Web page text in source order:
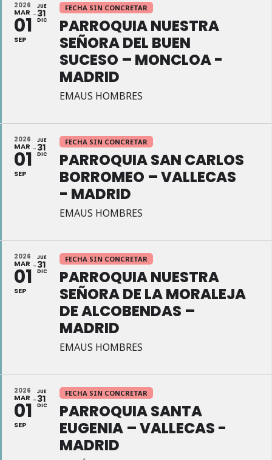
2026
MAR
01
SEP
JUE
31
DIC
FECHA SIN CONCRETAR
PARROQUIA NUESTRA
SEÑORA DEL BUEN
SUCESO – MONCLOA -
MADRID
EMAUS HOMBRES
2026
MAR
01
SEP
JUE
31
DIC
FECHA SIN CONCRETAR
PARROQUIA SAN CARLOS
BORROMEO – VALLECAS
- MADRID
EMAUS HOMBRES
2026
MAR
01
SEP
JUE
31
DIC
FECHA SIN CONCRETAR
PARROQUIA NUESTRA
SEÑORA DE LA MORALEJA
DE ALCOBENDAS –
MADRID
EMAUS HOMBRES
2026
MAR
01
SEP
JUE
31
DIC
FECHA SIN CONCRETAR
PARROQUIA SANTA
EUGENIA – VALLECAS -
MADRID